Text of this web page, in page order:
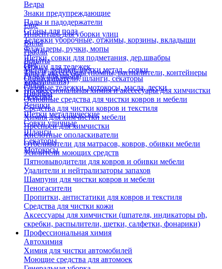
Ведра
Знаки предупреждающие
Пады и падодержатели
Сгоны для пола
Тележки уборочные, отжимы, корзины, вкладыши
Флаундеры, ручки, мопы
Щетки, совки для подметания, дер.швабры
Отжим для тележек
Ручки для швабр
Мопы
Швабры
Еще
Инвентарь для уборки улиц
Вилы
Грабли
Лопаты
Метлы, веники, щетки метал., совки
Опрыскиватели, шланги, секаторы
Садовые тележки, мотокосы, масла, лески
Черенки
Веники
Щетки металлические
Совки уличные
Шланги
Секаторы
Мотокосы
Еще
Тара и аксессуары (помпы, распылители, контейнеры
замачивания)
Профессиональная химия и акссесуары для химчистки
Основные средства для чистки ковров и мебели
Средства для чистки ковров и текстиля
Химия для химчистки мебели
Преспреи для химчистки
Кислотные ополаскиватели
Отбеливатели для матрасов, ковров, обивки мебели
Усилители моющих средств
Пятновыводители для ковров и обивки мебели
Удалители и нейтрализаторы запахов
Шампуни для чистки ковров и мебели
Пеногасители
Пропитки, антистатики для ковров и текстиля
Средства для чистки кожи
Аксессуары для химчистки (шпателя, индикаторы ph,
скребки, распылители, щетки, салфетки, фонарики)
Профессиональная химия
Автохимия
Химия для чистки автомобилей
Моющие средства для автомоек